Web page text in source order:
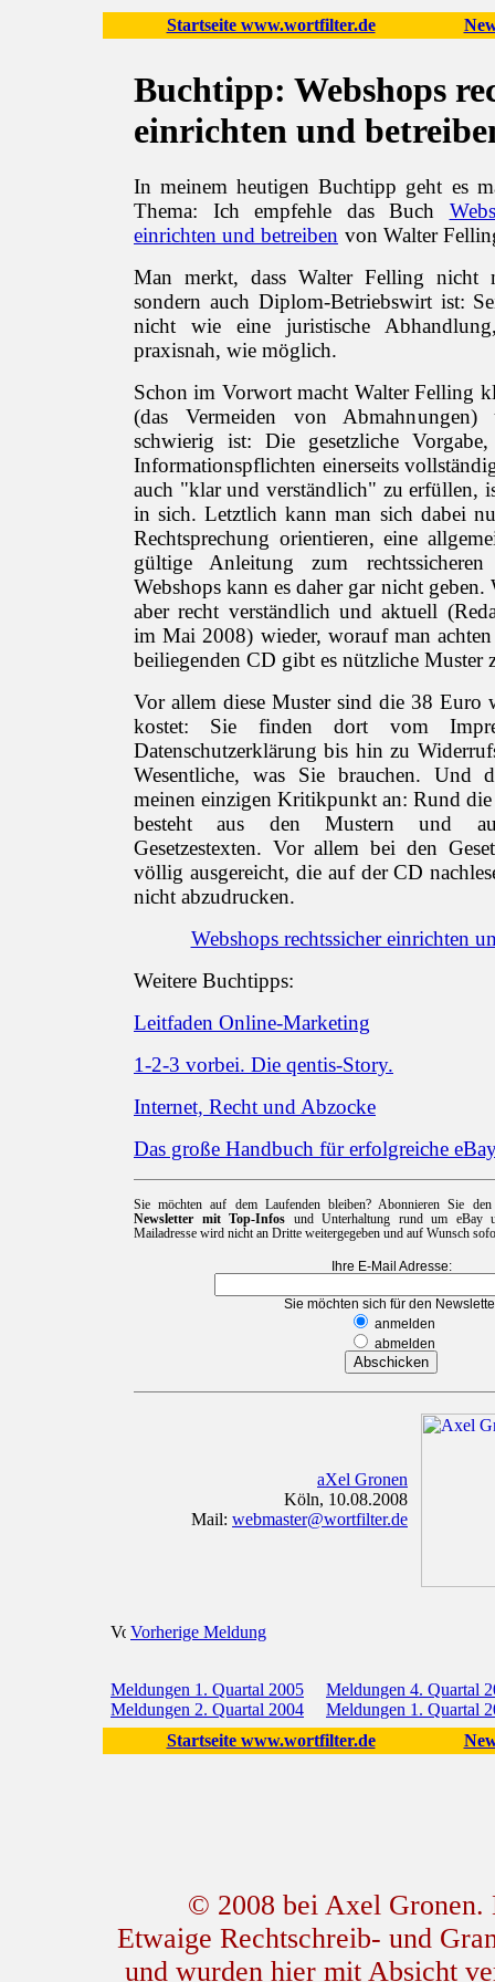
Startseite www.wortfilter.de
Buchtipp: Webshops
einrichten und
In meinem heutigen Buchtipp geht es
Thema: Ich empfehle das Buch
einrichten und betreiben von Walter
Man merkt, dass Walter Felling nicht
sondern auch Diplom-Betriebswirt ist:
nicht wie eine juristische
praxisnah, wie möglich.
Schon im Vorwort macht Walter Felling
(das Vermeiden von
schwierig ist: Die gesetzliche
Informationspflichten einerseits
auch "klar und verständlich" zu erfüllen,
in sich. Letztlich kann man sich dabei
Rechtsprechung orientieren, eine
gültige Anleitung zum
Webshops kann es daher gar nicht
aber recht verständlich und aktuell
im Mai 2008) wieder, worauf man
beiliegenden CD gibt es nützliche Muster
Vor allem diese Muster sind die 38 Euro
kostet: Sie finden dort vom
Datenschutzerklärung bis hin zu
Wesentliche, was Sie brauchen. Und
meinen einzigen Kritikpunkt an: Rund die
besteht aus den Mustern und aus
Gesetzestexten. Vor allem bei den
völlig ausgereicht, die auf der CD
nicht abzudrucken.
Webshops rechtssicher einrichten
Weitere Buchtipps:
Leitfaden Online-Marketing
1-2-3 vorbei. Die qentis-Story.
Internet, Recht und Abzocke
Das große Handbuch für erfolgreiche
Sie möchten auf dem Laufenden bleiben? Abonnieren Sie
Newsletter mit Top-Infos und Unterhaltung rund um eBay
Mailadresse wird nicht an Dritte weitergegeben und auf Wunsch
Ihre E-Mail Adresse:
Sie möchten sich für den
anmelden
abmelden
aXel Gronen
Köln, 10.08.2008
Mail: webmaster@wortfilter.de
Vorherige Meldung
Meldungen 1. Quartal 2005
Meldungen 4. Quartal
Meldungen 2. Quartal 2004
Meldungen 1. Quartal
Startseite www.wortfilter.de
© 2008 bei Axel Gronen.
Etwaige Rechtschreib- und
und wurden hier mit Absicht